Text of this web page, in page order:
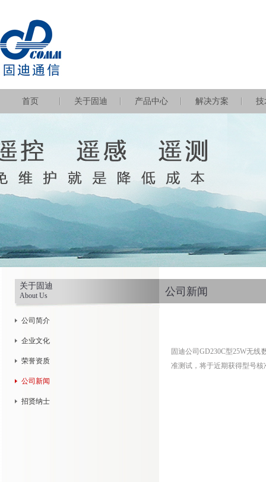
首页 关于固迪 产品中心 解决方案 技
关于固迪
About Us
公司简介
企业文化
荣誉资质
公司新闻
招贤纳士
公司新闻
固迪公司GD230C型25W无
准测试，将于近期获得型号